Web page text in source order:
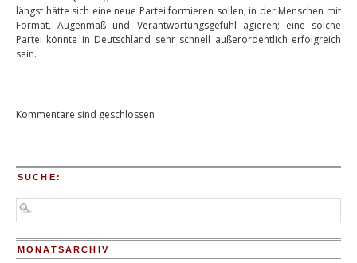
längst hätte sich eine neue Partei formieren sollen, in der Menschen mit
Format, Augenmaß und Verantwortungsgefühl agieren; eine solche
Partei könnte in Deutschland sehr schnell außerordentlich erfolgreich
sein.
Kommentare sind geschlossen
SUCHE:
MONATSARCHIV